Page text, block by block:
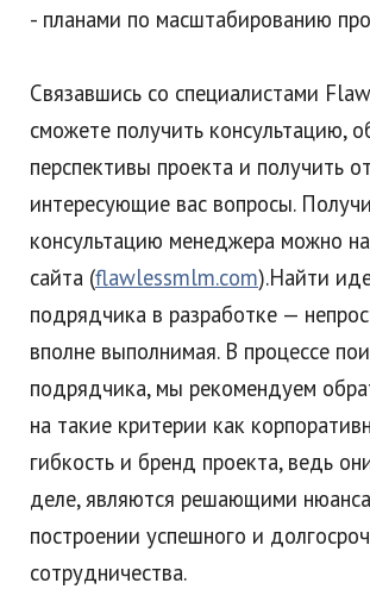
- планами по масштабированию
Связавшись со специалистами
сможете получить консультацию,
перспективы проекта и получить
интересующие вас вопросы.
консультацию менеджера можно
сайта (flawlessmlm.com).Найти
подрядчика в разработке —
вполне выполнимая. В процессе
подрядчика, мы рекомендуем
на такие критерии как
гибкость и бренд проекта, ведь
деле, являются решающими
построении успешного и
сотрудничества.